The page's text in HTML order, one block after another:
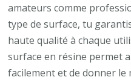
amateurs comme
type de surface, tu
haute qualité à chaque
surface en résine permet
facilement et de donner le